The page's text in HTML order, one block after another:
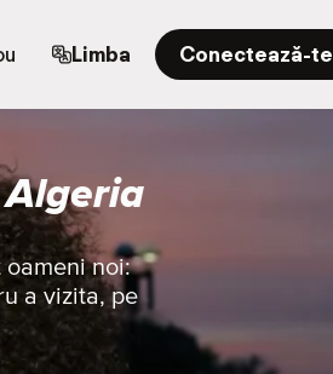
Limba Conectează-te
oameni noi:
a vizita, pe